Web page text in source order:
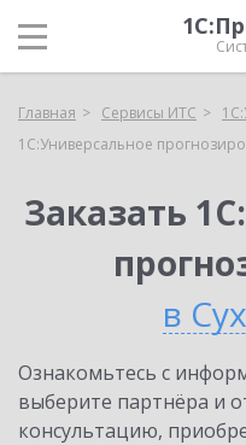
Главная Сервисы ИТС
1С:Универсальное
Заказать
в
Ознакомьтесь с
выберите партнёра и
консультацию,